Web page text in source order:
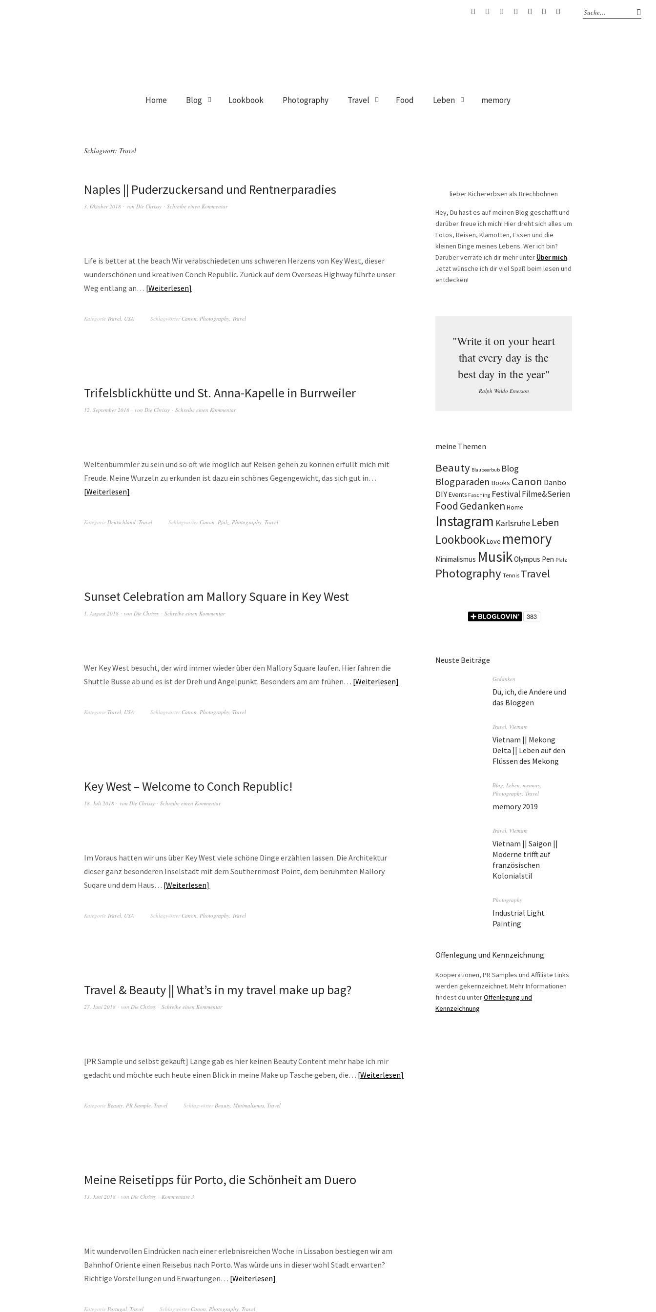
Home Blog Lookbook Photography Travel Food Leben memory
Schlagwort: Travel
Naples || Puderzuckersand und Rentnerparadies
3. Oktober 2018 von Die Chrissy Schreibe einen Kommentar
Life is better at the beach Wir verabschiedeten uns schweren Herzens von Key West, dieser
wunderschönen und kreativen Conch Republic. Zurück auf dem Overseas Highway führte unser
Weg entlang an… Weiterlesen
Kategorie Travel, USA Schlagwörter Canon, Photography, Travel
Trifelsblickhütte und St. Anna-Kapelle in Burrweiler
12. September 2018 von Die Chrissy Schreibe einen Kommentar
Weltenbummler zu sein und so oft wie möglich auf Reisen gehen zu können erfüllt mich mit
Freude. Meine Wurzeln zu erkunden ist dazu ein schönes Gegengewicht, das sich gut in…
Weiterlesen
Kategorie Deutschland, Travel Schlagwörter Canon, Pfalz, Photography, Travel
Sunset Celebration am Mallory Square in Key West
1. August 2018 von Die Chrissy Schreibe einen Kommentar
Wer Key West besucht, der wird immer wieder über den Mallory Square laufen. Hier fahren die
Shuttle Busse ab und es ist der Dreh und Angelpunkt. Besonders am am frühen… Weiterlesen
Kategorie Travel, USA Schlagwörter Canon, Photography, Travel
Key West – Welcome to Conch Republic!
18. Juli 2018 von Die Chrissy Schreibe einen Kommentar
Im Voraus hatten wir uns über Key West viele schöne Dinge erzählen lassen. Die Architektur
dieser ganz besonderen Inselstadt mit dem Southernmost Point, dem berühmten Mallory
Suqare und dem Haus… Weiterlesen
Kategorie Travel, USA Schlagwörter Canon, Photography, Travel
Travel & Beauty || What’s in my travel make up bag?
27. Juni 2018 von Die Chrissy Schreibe einen Kommentar
[PR Sample und selbst gekauft] Lange gab es hier keinen Beauty Content mehr habe ich mir
gedacht und möchte euch heute einen Blick in meine Make up Tasche geben, die… Weiterlesen
Kategorie Beauty, PR Sample, Travel SchlagwörterBeauty, Minimalismus, Travel
Meine Reisetipps für Porto, die Schönheit am Duero
13. Juni 2018 von Die Chrissy Kommentare 3
Mit wundervollen Eindrücken nach einer erlebnisreichen Woche in Lissabon bestiegen wir am
Bahnhof Oriente einen Reisebus nach Porto. Was würde uns in dieser wohl Stadt erwarten?
Richtige Vorstellungen und Erwartungen… Weiterlesen
Kategorie Portugal, Travel Schlagwörter Canon, Photography, Travel
lieber Kichererbsen als Brechbohnen
Hey, Du hast es auf meinen Blog geschafft und
darüber freue ich mich! Hier dreht sich alles um
Fotos, Reisen, Klamotten, Essen und die
kleinen Dinge meines Lebens. Wer ich bin?
Darüber verrate ich dir mehr unter Über mich.
Jetzt wünsche ich dir viel Spaß beim lesen und
entdecken!
"Write it on your heart
that every day is the
best day in the year"
Ralph Waldo Emerson
meine Themen
Beauty Blaubeerbub Blog
Blogparaden Books Canon Danbo
DIYEvents Fasching FestivalFilme&Serien
Food Gedanken Home
Instagram Karlsruhe Leben
LookbookLove memory
Minimalismus MusikOlympus Pen Pfalz
Photography Tennis Travel
Neuste Beiträge
Gedanken
Du, ich, die Andere und
das Bloggen
Travel, Vietnam
Vietnam || Mekong
Delta || Leben auf den
Flüssen des Mekong
Blog, Leben, memory,
Photography, Travel
memory 2019
Travel, Vietnam
Vietnam || Saigon ||
Moderne trifft auf
französischen
Kolonialstil
Photography
Industrial Light
Painting
Offenlegung und Kennzeichnung
Kooperationen, PR Samples und Affiliate Links
werden gekennzeichnet. Mehr Informationen
findest du unterOffenlegung und
Kennzeichnung